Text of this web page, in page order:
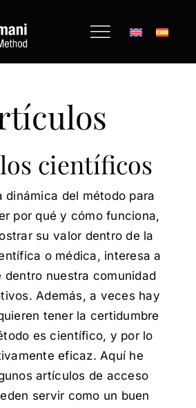
científicos
dinámica del método para
por qué y cómo funciona,
su valor dentro de la
o médica, interesa a
dentro nuestra comunidad
Además, a veces hay
tener la certidumbre
es científico, y por lo
eficaz. Aquí he
artículos de acceso
servir como un buen